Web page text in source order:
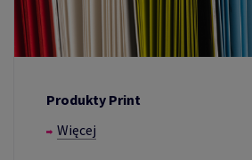
Produkty Print
Więcej